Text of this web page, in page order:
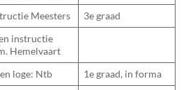
Meesters 3e graad
instructie
Hemelvaart
loge: Ntb 1e graad, in forma